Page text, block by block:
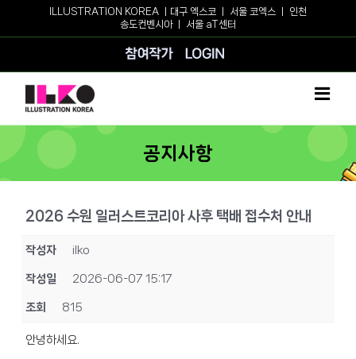
ILLUSTRATION KOREA ㅣ 대구 엑스코 서울 코엑스
인천
송도컨벤시아ㅣ 서울 aT센터
참여작가
공지사항
2026 수원 일러스트코리아 사후 택배 접수처 안내
작성자 ilko
작성일 2026-06-07 15:17
조회 815
안녕하세요.